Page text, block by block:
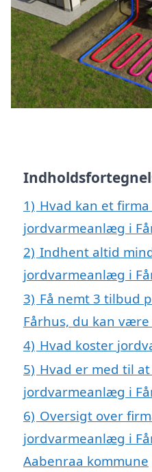
1) Hvad kan et
jordvarmeanlæg i
2) Indhent altid
jordvarmeanlæg i
3) Få nemt 3 tilbud
Fårhus, du kan
4) Hvad koster
5) Hvad er med til
jordvarmeanlæg i
6) Oversigt over
jordvarmeanlæg i
Aabenraa kommune